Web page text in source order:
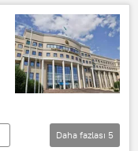
Daha fazlası 5